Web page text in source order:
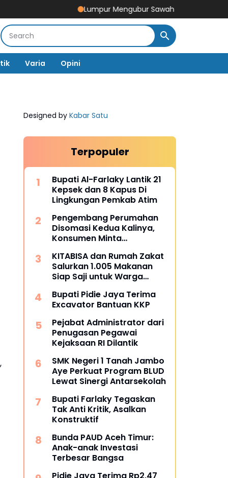
Lumpur Mengubur Sawah dan Tambak Pidie
Varia Opini
Designed by Kabar Satu
Terpopuler
Bupati Al-Farlaky Lantik 21
Kepsek dan 8 Kapus Di
Lingkungan Pemkab Atim
Pengembang Perumahan
Disomasi Kedua Kalinya,
Konsumen Minta
Juta
KITABISA dan Rumah Zakat
Salurkan 1.005 Makanan
Siap Saji untuk Warga
Bupati Pidie Jaya Terima
Excavator Bantuan KKP
Pejabat Administrator dari
Penugasan Pegawai
Kejaksaan RI Dilantik
SMK Negeri 1 Tanah Jambo
Aye Perkuat Program BLUD
Lewat Sinergi Antarsekolah
Bupati Farlaky Tegaskan
Tak Anti Kritik, Asalkan
Konstruktif
Bunda PAUD Aceh Timur:
Anak-anak Investasi
Terbesar Bangsa